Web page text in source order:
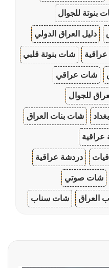
بنوتة للجوال
دليل العراق الدولي
شات بنوتة قلبي
شات عراقي
للجوال
شات بنات العراق
عراقية
دردشة عراقية
شات صوتي
العراق شات سناب